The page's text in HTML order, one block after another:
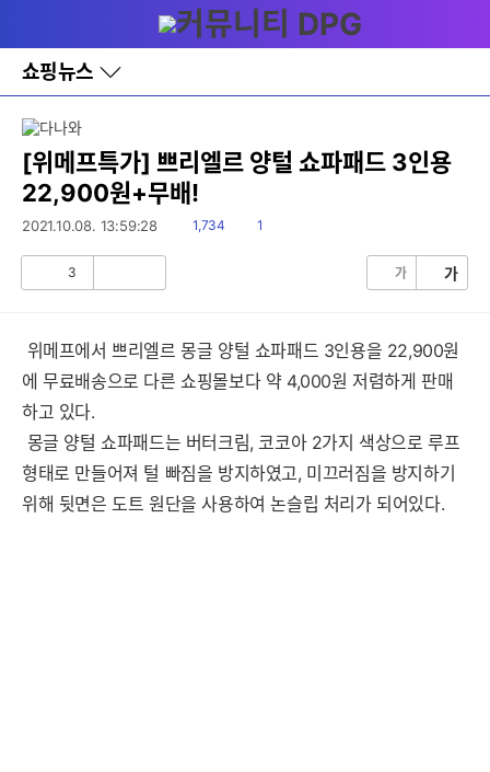
와
홈
쇼핑뉴스
바
로
레
이
어
창
토
[위메프특가] 쁘리엘르 양털 쇼파패드 3인용
22,900원+무배!
2021.10.08. 13:59:28
읽
1,734
댓1
3 가 가
위메프에서 쁘리엘르 몽글 양털 쇼파패드 3인용을 22,900원
에 무료배송으로 다른 쇼핑몰보다 약 4,000원 저렴하게 판매
하고 있다.
몽글 양털 쇼파패드는 버터크림, 코코아 2가지 색상으로 루프
형태로 만들어져 털 빠짐을 방지하였고, 미끄러짐을 방지하기
위해 뒷면은 도트 원단을 사용하여 논슬립 처리가 되어있다.